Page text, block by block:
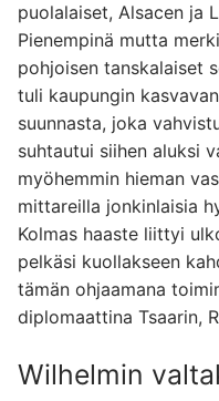
puolalaiset, Alsacen ja
Pienempinä mutta
pohjoisen tanskalaiset
tuli kaupungin
suunnasta, joka
suhtautui siihen aluksi
myöhemmin hieman
mittareilla jonkinlaisia
Kolmas haaste liittyi
pelkäsi kuollakseen
tämän ohjaamana
diplomaattina Tsaarin,
Wilhelmin